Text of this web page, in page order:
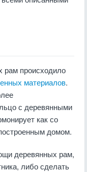
рам происходило
материалов.
с деревянными
как со
домом.
деревянных рам,
либо сделать